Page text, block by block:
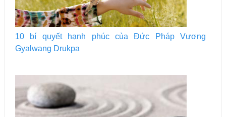
10 bí quyết hạnh phúc của Đức Pháp Vương
Gyalwang Drukpa